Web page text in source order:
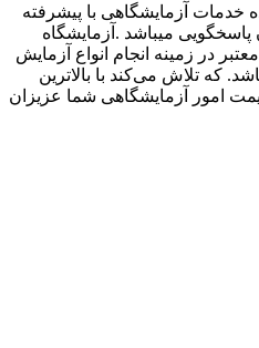
خدمات آزمایشگاهی با پیشرفته
میباشد .آزمایشگاه
در زمینه انجام انواع آزمایش
که تلاش می‌کند با بالاترین
امور آزمایشگاهی شما عزیزان